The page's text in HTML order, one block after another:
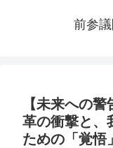
前参
【未来への
革の衝撃と、
ための「覚悟」